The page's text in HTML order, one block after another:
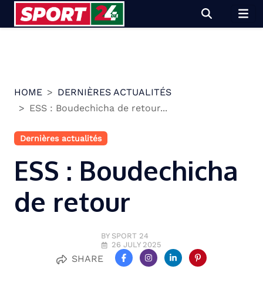
HOME
DERNIÈRES ACTUALITÉS
ESS : Boudechicha de retour...
Dernières actualités
ESS : Boudechicha
de retour
BY SPORT 24
26 JULY 2025
SHARE